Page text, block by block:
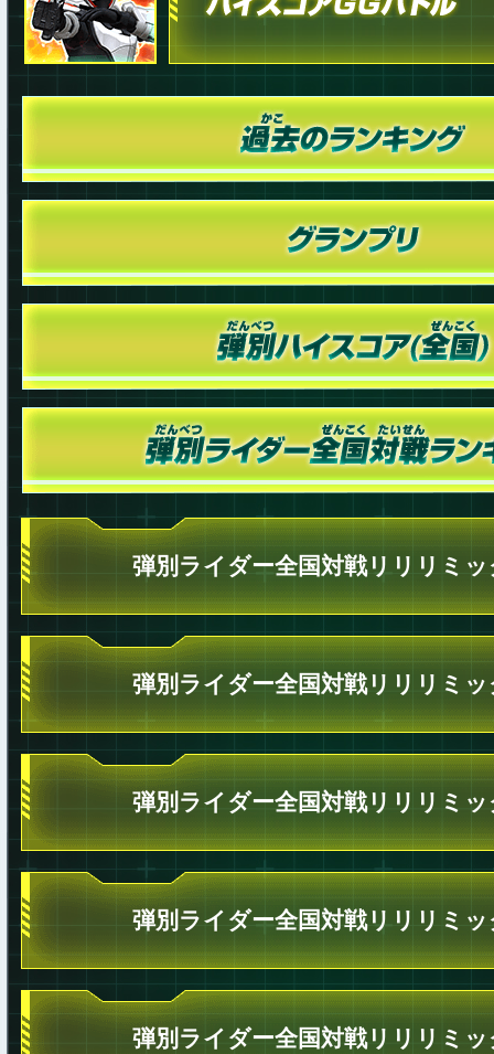
弾別ライダー全国対戦リリリミ
弾別ライダー全国対戦リリリミ
弾別ライダー全国対戦リリリミ
弾別ライダー全国対戦リリリミ
弾別ライダー全国対戦リリリミ